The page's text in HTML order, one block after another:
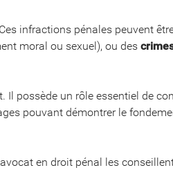
infractions pénales peuvent
moral ou sexuel), ou des
possède un rôle essentiel de
pouvant démontrer le
en droit pénal les